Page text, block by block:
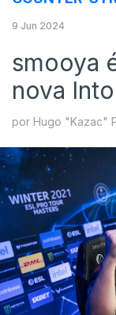
9 Jun 2024
smooya
nova
por Hugo "Kazac"